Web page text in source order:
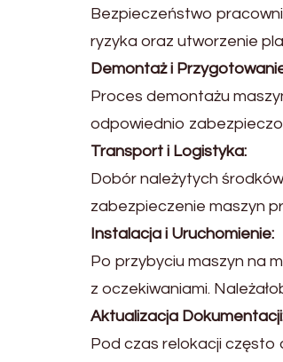
Bezpieczeństwo
ryzyka oraz utworzenie
Demontaż i
Proces demontażu
odpowiednio
Transport i Logistyka:
Dobór należytych
zabezpieczenie maszyn
Instalacja i Uruchomienie:
Po przybyciu maszyn na
z oczekiwaniami.
Aktualizacja
Pod czas relokacji często